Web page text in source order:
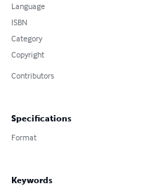
Language
ISBN
Category
Copyright
Contributors
Specifications
Format
Keywords